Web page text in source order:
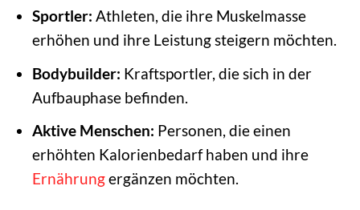
Sportler: Athleten, die ihre Muskelmasse
erhöhen und ihre Leistung steigern möchten.
Bodybuilder: Kraftsportler, die sich in der
Aufbauphase befinden.
Aktive Menschen: Personen, die einen
erhöhten Kalorienbedarf haben und ihre
Ernährungergänzen möchten.